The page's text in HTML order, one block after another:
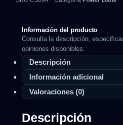
Información del producto
Consulta la descripción,
opiniones disponibles.
Descripción
Información adicional
Valoraciones (0)
Descripción